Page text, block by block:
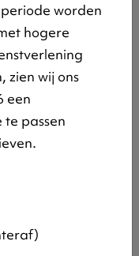
en ander
voor
ontkalkers voor
herbicides,
…
worden
hogere
zien wij ons
een
passen